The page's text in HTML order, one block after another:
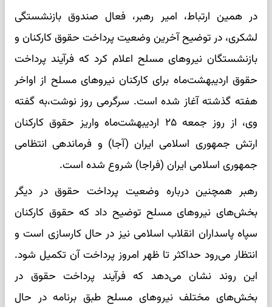
در همین ارتباط، امیر رهبر، فعال صندوق بازنشستگی
لشکری، در توضیح آخرین وضعیت پرداخت حقوق کارکنان و
بازنشستگان نیروهای مسلح اعلام کرد که فرآیند پرداخت
حقوق اردیبهشت‌ماه برای کارکنان نیروهای مسلح از اواخر
هفته گذشته آغاز شده است. سرگرمی روز نوشت،به گفته
وی، از روز جمعه ۲۵ اردیبهشت‌ماه واریز حقوق کارکنان
ارتش جمهوری اسلامی ایران (آجا) و فرماندهی انتظامی
جمهوری اسلامی ایران (فراجا) شروع شده است.
رهبر همچنین درباره وضعیت پرداخت حقوق در دیگر
بخش‌های نیروهای مسلح توضیح داد که حقوق کارکنان
سپاه پاسداران انقلاب اسلامی نیز در حال کارسازی است و
انتظار می‌رود حداکثر تا ظهر امروز پرداخت آن تکمیل شود.
این روند نشان می‌دهد که فرآیند پرداخت حقوق در
بخش‌های مختلف نیروهای مسلح طبق برنامه در حال